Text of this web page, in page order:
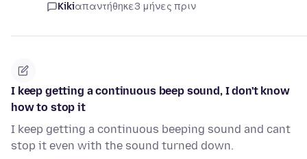
Kikiαπαντήθηκε3 μήνες πριν
I keep getting a continuous beep sound, I don't know
how to stop it
I keep getting a continuous beeping sound and cant
stop it even with the sound turned down.